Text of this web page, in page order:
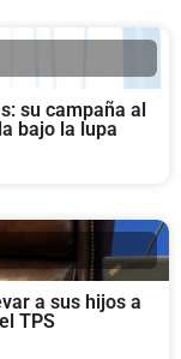
su campaña al
bajo la lupa
a sus hijos a
TPS